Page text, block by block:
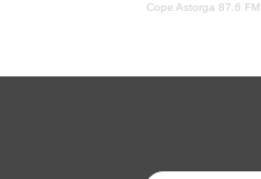
Cope Astorga 87.6 FM